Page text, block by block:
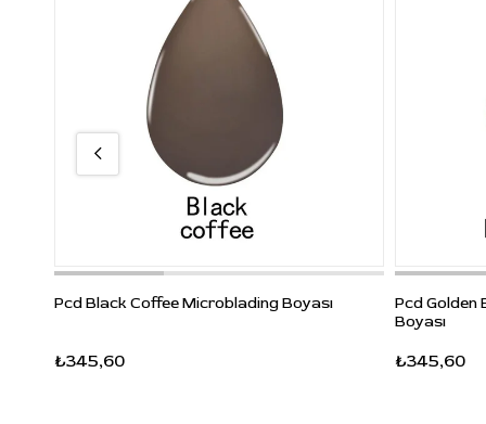
Pcd Black Coffee Microblading Boyası
₺345,60
Pcd Golden
Boyası
₺345,60